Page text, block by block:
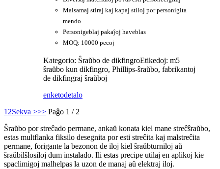
Malsamaj stiraj kaj kapaj stiloj por personigita
mendo
Personigeblaj pakaĵoj haveblas
MOQ: 10000 pecoj
Kategorio: Ŝraŭbo de dikfingroEtikedoj: m5
ŝraŭbo kun dikfingro, Phillips-ŝraŭbo, fabrikantoj
de dikfingraj ŝraŭboj
enketodetalo
1 2Sekva >>> Paĝo 1 / 2
Ŝraŭbo por streĉado permane, ankaŭ konata kiel mane streĉŝraŭbo,
estas multflanka fiksilo desegnita por esti streĉita kaj malstreĉita
permane, forigante la bezonon de iloj kiel ŝraŭbturniloj aŭ
ŝraŭbilŝlosiloj dum instalado. Ili estas precipe utilaj en aplikoj kie
spaclimigoj malhelpas la uzon de manaj aŭ elektraj iloj.